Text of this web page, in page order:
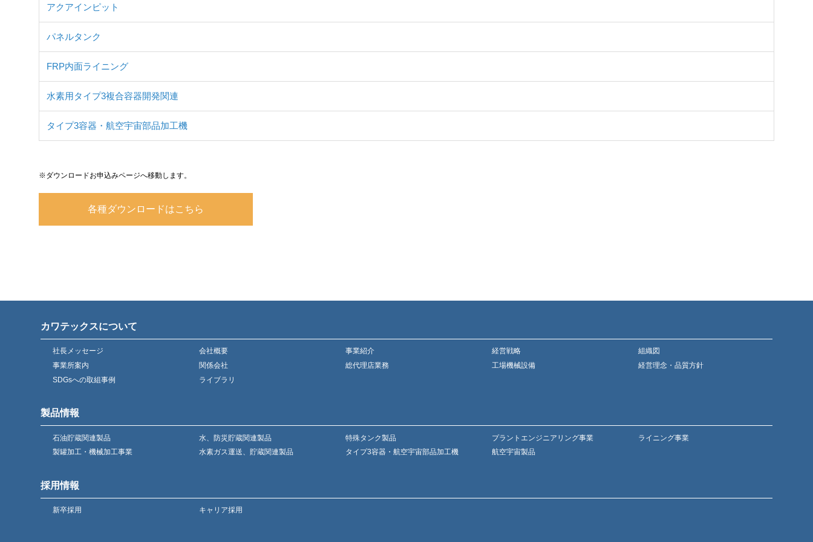
アクアインピット
パネルタンク
FRP内面ライニング
水素用タイプ3複合容器開発関連
タイプ3容器・航空宇宙部品加工機
※ダウンロードお申込みページへ移動します。
各種ダウンロードはこちら
カワテックスについて
社長メッセージ 会社概要 事業紹介 経営戦略
組織図
事業所案内
関係会社 総代理店業務 工場機械設備
経営理念・品質方針
SDGsへの取組事例
ライブラリ
製品情報
石油貯蔵関連製品 水、防災貯蔵関連製品 特殊タンク製品 プラントエンジニアリング事業
ライニング事業
製罐加工・機械加工事業
水素ガス運送、貯蔵関連製品 タイプ3容器・航空宇宙部品加工機 航空宇宙製品
採用情報
新卒採用 キャリア採用